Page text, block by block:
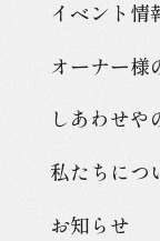
イベント情
オーナー様
しあわせや
私たちにつ
お知らせ